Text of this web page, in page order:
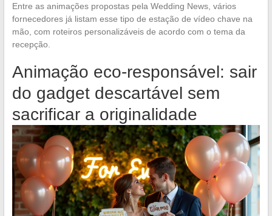
Entre as animações propostas pela Wedding News, vários
fornecedores já listam esse tipo de estação de vídeo chave na
mão, com roteiros personalizáveis de acordo com o tema da
recepção.
Animação eco-responsável: sair
do gadget descartável sem
sacrificar a originalidade